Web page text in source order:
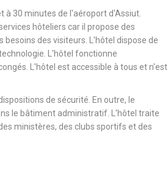
à 30 minutes de l'aéroport d'Assiut.
hôteliers car il propose des
des visiteurs. L'hôtel dispose de
L'hôtel fonctionne
L'hôtel est accessible à tous et n'est
de sécurité. En outre, le
le bâtiment administratif. L'hôtel traite
ministères, des clubs sportifs et des